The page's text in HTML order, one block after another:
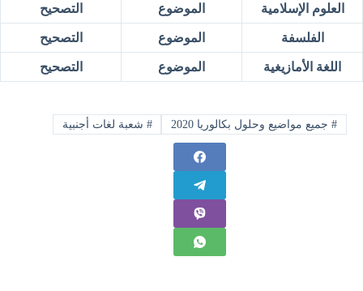
العلوم الإسلامية الموضوع التصحيح
الفلسفة الموضوع التصحيح
اللغة الأمازيغية الموضوع التصحيح
#جميع مواضيع وحلول بكالوريا 2020 # شعبة لغات أجنبية